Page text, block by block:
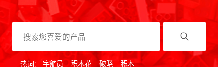
热词： 宇航员 积木花 破晓 积木